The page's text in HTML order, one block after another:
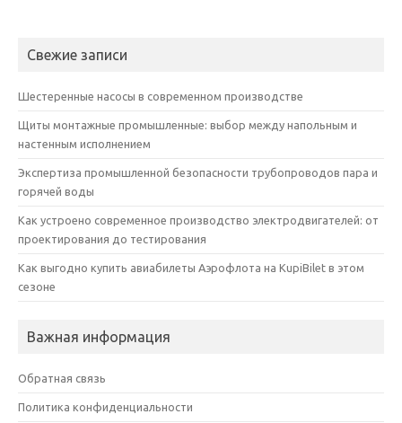
Свежие записи
Шестеренные насосы в современном производстве
Щиты монтажные промышленные: выбор между напольным и
настенным исполнением
Экспертиза промышленной безопасности трубопроводов пара и
горячей воды
Как устроено современное производство электродвигателей: от
проектирования до тестирования
Как выгодно купить авиабилеты Аэрофлота на KupiBilet в этом
сезоне
Важная информация
Обратная связь
Политика конфиденциальности